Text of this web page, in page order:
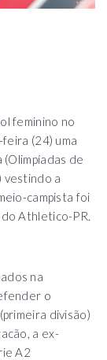
feminino no
(24) uma
de
vestindo a
campista foi
Athletico-PR.
na
o
divisão)
a ex-
A2